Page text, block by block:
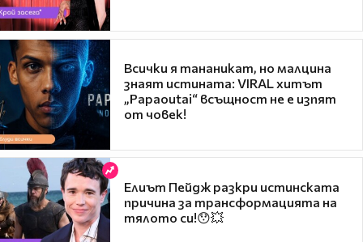
Всички я тананикат, но малцина
знаят истината: VIRAL хитът
„Papaoutai“ всъщност не е изпят
от човек!
Елиът Пейдж разкри истинската
причина за трансформацията на
тялото си!😯💥